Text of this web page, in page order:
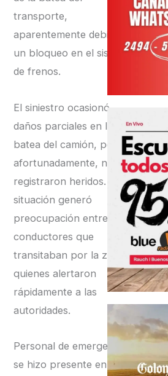
transporte,
aparentemente debido a
un bloqueo en el sistema
de frenos.
El siniestro ocasionó
daños parciales en la
batea del camión, pero,
afortunadamente, no se
registraron heridos. La
situación generó
preocupación entre los
conductores que
transitaban por la zona,
quienes alertaron
rápidamente a las
autoridades.
Personal de emergencia
se hizo presente en el